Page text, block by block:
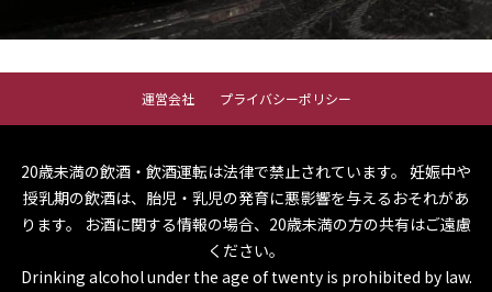
運営会社 プライバシーポリシー
20歳未満の飲酒・飲酒運転は法律で禁止されています。 妊娠中や
授乳期の飲酒は、胎児・乳児の発育に悪影響を与えるおそれがあ
ります。
お酒に関する情報の場合、20歳未満の方の共有はご遠慮
ください。
Drinking alcohol under the age of twenty is prohibited by law.